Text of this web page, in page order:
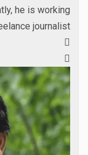
he is working
journalist.